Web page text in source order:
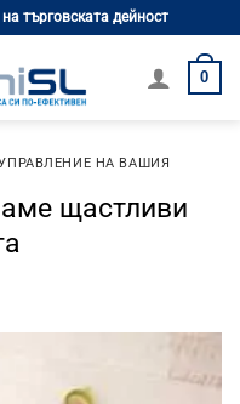
търговската дейност
0
НА ВАШИЯ
щастливи